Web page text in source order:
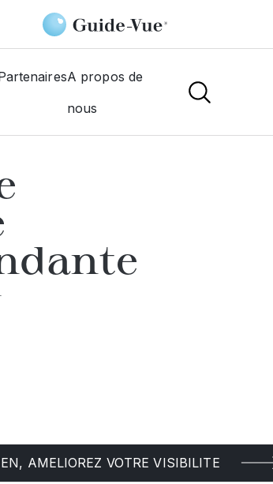
A propos de
nous
Margencel Optique Entreprise Indépendante
AMELIOREZ VOTRE VISIBILITE